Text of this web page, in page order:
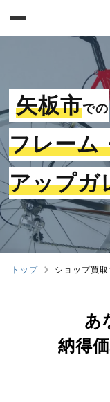
矢板市での
フレーム
アップガ
トップ ショップ買
あ
納得